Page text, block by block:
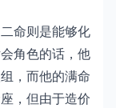
命则是能够化
角色的话，他
，而他的满命
，但由于造价